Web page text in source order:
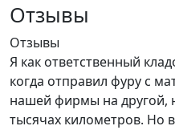
Отзывы
Отзывы
Я как ответственный
когда отправил фуру с
нашей фирмы на другой,
тысячах километров. Но